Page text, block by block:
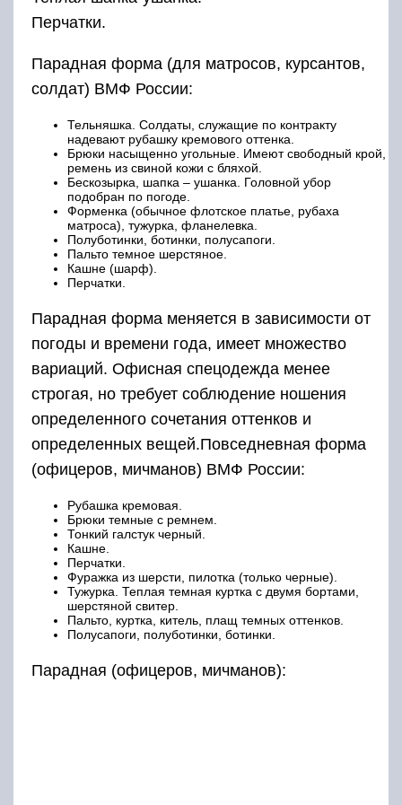
Перчатки.
Парадная форма (для матросов, курсантов,
солдат) ВМФ России:
Тельняшка. Солдаты, служащие по контракту
надевают рубашку кремового оттенка.
Брюки насыщенно угольные. Имеют свободный крой,
ремень из свиной кожи с бляхой.
Бескозырка, шапка – ушанка. Головной убор
подобран по погоде.
Форменка (обычное флотское платье, рубаха
матроса), тужурка, фланелевка.
Полуботинки, ботинки, полусапоги.
Пальто темное шерстяное.
Кашне (шарф).
Перчатки.
Парадная форма меняется в зависимости от
погоды и времени года, имеет множество
вариаций. Офисная спецодежда менее
строгая, но требует соблюдение ношения
определенного сочетания оттенков и
определенных вещей.Повседневная форма
(офицеров, мичманов) ВМФ России:
Рубашка кремовая.
Брюки темные с ремнем.
Тонкий галстук черный.
Кашне.
Перчатки.
Фуражка из шерсти, пилотка (только черные).
Тужурка. Теплая темная куртка с двумя бортами,
шерстяной свитер.
Пальто, куртка, китель, плащ темных оттенков.
Полусапоги, полуботинки, ботинки.
Парадная (офицеров, мичманов):